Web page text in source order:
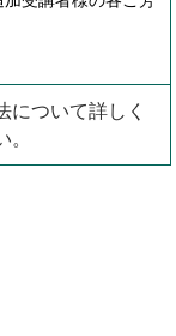
について詳しく